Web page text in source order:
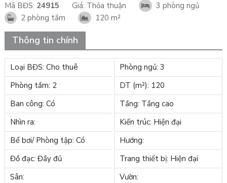
Mã BĐS: 24915 Giá: Thỏa thuận
3 phòng ngủ
2 phòng tắm
120 m²
Thông tin chính
Loại BĐS: Cho thuê
Phòng ngủ: 3
Phòng tắm: 2
DT (m²): 120
Ban công: Có
Tầng: Tầng cao
Nhìn ra:
Kiến trúc: Hiện đại
Bể bơi/ Phòng tập: Có
Hướng:
Đồ đạc: Đầy đủ
Trang thiết bị: Hiện đại
Sân:
Vườn: